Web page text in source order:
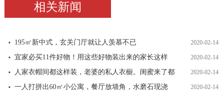
相关新闻
195㎡新中式，玄关门厅就让人羡慕不已 2020-02-14
宜家必买11件好物！用这些好物装出来的家长这样 2020-02-14
人家衣帽间都这样装，老婆的私人衣橱。闺蜜来了都 2020-02-14
一人打拼出60㎡小公寓，餐厅放墙角，水磨石现浇 2020-02-14